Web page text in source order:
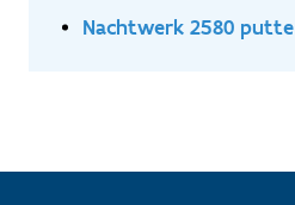
Nachtwerk 2580 putte